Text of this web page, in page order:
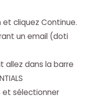
cliquez Continue.
un email (doti
allez dans la barre
et sélectionner